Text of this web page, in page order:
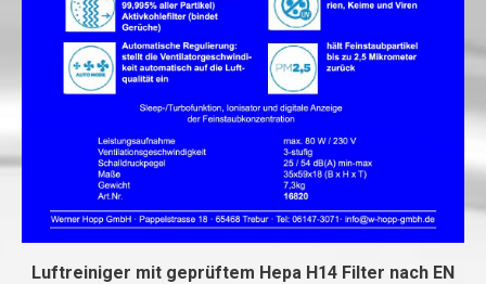
Luftreiniger mit geprüftem Hepa H14 Filter nach EN